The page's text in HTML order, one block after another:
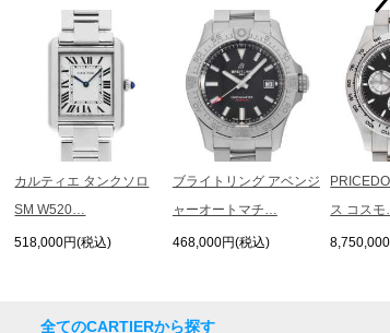
カルティエ タンクソロ
SM W520…
518,000円(税込)
ブライトリング アベンジ
ャーオートマチ…
468,000円(税込)
ス コスモ
全てのCARTIERから探す